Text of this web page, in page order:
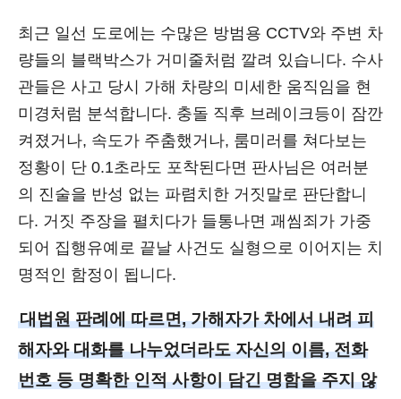
최근 일선 도로에는 수많은 방범용 CCTV와 주변 차
량들의 블랙박스가 거미줄처럼 깔려 있습니다. 수사
관들은 사고 당시 가해 차량의 미세한 움직임을 현
미경처럼 분석합니다. 충돌 직후 브레이크등이 잠깐
켜졌거나, 속도가 주춤했거나, 룸미러를 쳐다보는
정황이 단 0.1초라도 포착된다면 판사님은 여러분
의 진술을 반성 없는 파렴치한 거짓말로 판단합니
다. 거짓 주장을 펼치다가 들통나면 괘씸죄가 가중
되어 집행유예로 끝날 사건도 실형으로 이어지는 치
명적인 함정이 됩니다.
대법원 판례에 따르면, 가해자가 차에서 내려 피
해자와 대화를 나누었더라도 자신의 이름, 전화
번호 등 명확한 인적 사항이 담긴 명함을 주지 않